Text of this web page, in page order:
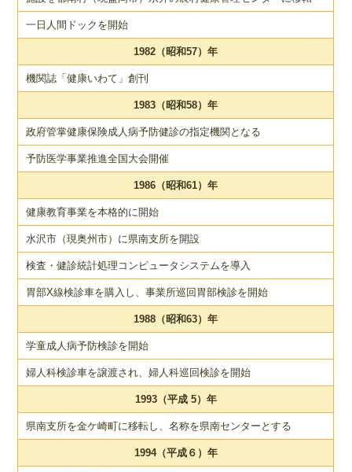
一日人間ドックを開始
1982（昭和57）年
機関誌「健康いわて」創刊
1983（昭和58）年
政府管掌健康保険成人病予防健診の指定機関となる
予防医学事業推進全国大会開催
1986（昭和61）年
健康教育事業を本格的に開始
水沢市（現奥州市）に県南支所を開設
検査・健診統計処理コンピュータシステムを導入
胃部X線検診車を購入し、事業所巡回胃部検診を開始
1988（昭和63）年
学童成人病予防検診を開始
婦人科検診車を譲渡され、婦人科巡回検診を開始
1993（平成 5）年
県南支所を金ケ崎町に移転し、名称を県南センターとする
1994（平成６）年